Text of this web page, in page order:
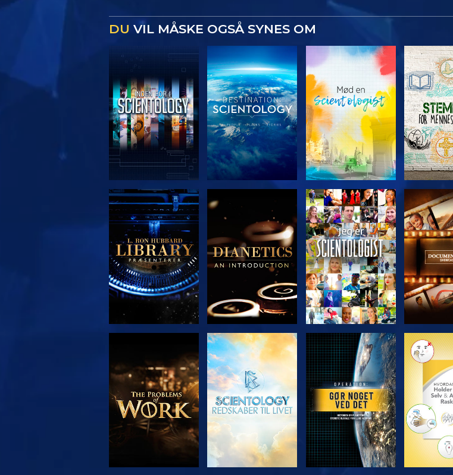
DU VIL MÅSKE OGSÅ SYNES OM
UDFORSK SERIEN UDFORSK SERIEN UDFORSK SERIEN
UDFORSK SERIEN SE UDFORSK SERIEN